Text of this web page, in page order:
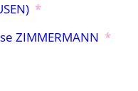
*
ZIMMERMANN *